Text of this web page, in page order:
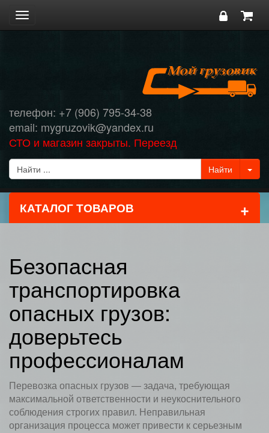
Toggle
navigation
телефон: +7 (906) 795-34-38
email: mygruzovik@yandex.ru
СТО и магазин закрыты. Переезд
КАТАЛОГ ТОВАРОВ +
Безопасная
транспортировка
опасных грузов:
доверьтесь
профессионалам
Перевозка опасных грузов — задача, требующая
максимальной ответственности и неукоснительного
соблюдения строгих правил. Неправильная
организация процесса может привести к серьезным